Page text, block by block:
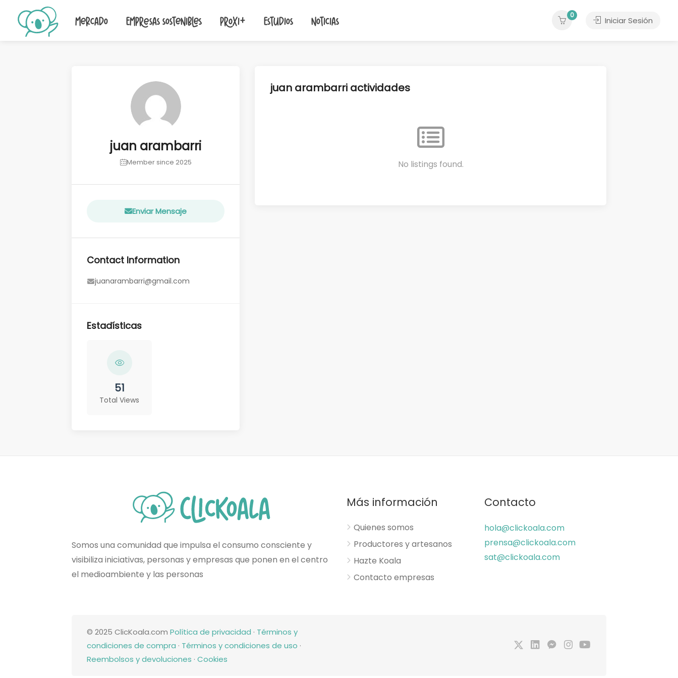
Mercado Empresas sostenibles Proxi+ Estudios Noticias
0
Iniciar Sesión
juan arambarri
Member since 2025
Enviar Mensaje
Contact Information
juanarambarri@gmail.com
Estadísticas
51
Total Views
juan arambarri actividades
No listings found.
Somos una comunidad que impulsa el consumo consciente y
visibiliza iniciativas, personas y empresas que ponen en el centro
el medioambiente y las personas
Más información
Quienes somos
Productores y artesanos
Hazte Koala
Contacto empresas
Contacto
hola@clickoala.com
prensa@clickoala.com
sat@clickoala.com
© 2025 ClicKoala.com Política de privacidad · Términos y
condiciones de compra · Términos y condiciones de uso ·
Reembolsos y devoluciones · Cookies